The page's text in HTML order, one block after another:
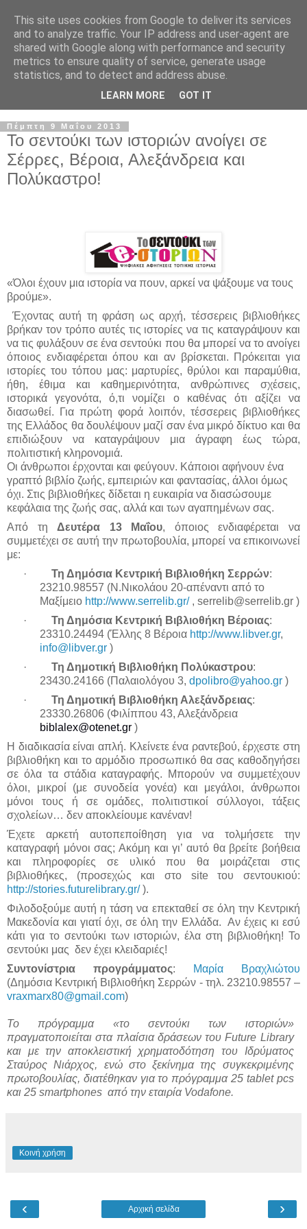
Πέμπτη 9 Μαΐου 2013
Το σεντούκι των ιστοριών ανοίγει σε
Σέρρες, Βέροια, Αλεξάνδρεια και
Πολύκαστρο!
«Όλοι έχουν μια ιστορία να πουν, αρκεί να ψάξουμε να τους
βρούμε».
Έχοντας αυτή τη φράση ως αρχή, τέσσερεις βιβλιοθήκες
βρήκαν τον τρόπο αυτές τις ιστορίες να τις καταγράψουν και
να τις φυλάξουν σε ένα σεντούκι που θα μπορεί να το ανοίγει
όποιος ενδιαφέρεται όπου και αν βρίσκεται. Πρόκειται για
ιστορίες του τόπου μας: μαρτυρίες, θρύλοι και παραμύθια,
ήθη, έθιμα και καθημερινότητα, ανθρώπινες σχέσεις,
ιστορικά γεγονότα, ό,τι νομίζει ο καθένας ότι αξίζει να
διασωθεί. Για πρώτη φορά λοιπόν, τέσσερεις βιβλιοθήκες
της Ελλάδος θα δουλέψουν μαζί σαν ένα μικρό δίκτυο και θα
επιδιώξουν να καταγράψουν μια άγραφη έως τώρα,
πολιτιστική κληρονομιά.
Οι άνθρωποι έρχονται και φεύγουν. Κάποιοι αφήνουν ένα
γραπτό βιβλίο ζωής, εμπειριών και φαντασίας, άλλοι όμως
όχι. Στις βιβλιοθήκες δίδεται η ευκαιρία να διασώσουμε
κεφάλαια της ζωής σας, αλλά και των αγαπημένων σας.
Από τηΔευτέρα 13 Μαΐου, όποιος ενδιαφέρεται να
συμμετέχει σε αυτή την πρωτοβουλία, μπορεί να επικοινωνεί
με:
· Τη Δημόσια Κεντρική Βιβλιοθήκη Σερρών:
23210.98557 (Ν.Νικολάου 20-απέναντι από το
Μαξίμειο http://www.serrelib.gr/, serrelib@serrelib.gr )
· Τη Δημόσια Κεντρική Βιβλιοθήκη Βέροιας:
23310.24494 (Έλλης 8 Βέροια http://www.libver.gr,
info@libver.gr )
· Τη Δημοτική Βιβλιοθήκη Πολύκαστρου:
23430.24166 (Παλαιολόγου 3, dpolibro@yahoo.gr )
· Τη Δημοτική Βιβλιοθήκη Αλεξάνδρειας:
23330.26806 (Φιλίππου 43, Αλεξάνδρεια
biblalex@otenet.gr )
Η διαδικασία είναι απλή. Κλείνετε ένα ραντεβού, έρχεστε στη
βιβλιοθήκη και το αρμόδιο προσωπικό θα σας καθοδηγήσει
σε όλα τα στάδια καταγραφής. Μπορούν να συμμετέχουν
όλοι, μικροί (με συνοδεία γονέα) και μεγάλοι, άνθρωποι
μόνοι τους ή σε ομάδες, πολιτιστικοί σύλλογοι, τάξεις
σχολείων… δεν αποκλείουμε κανέναν!
Έχετε αρκετή αυτοπεποίθηση για να τολμήσετε την
καταγραφή μόνοι σας; Ακόμη και γι’ αυτό θα βρείτε βοήθεια
και πληροφορίες σε υλικό που θα μοιράζεται στις
βιβλιοθήκες, (προσεχώς και στο site του σεντουκιού:
http://stories.futurelibrary.gr/).
Φιλοδοξούμε αυτή η τάση να επεκταθεί σε όλη την Κεντρική
Μακεδονία και γιατί όχι, σε όλη την Ελλάδα. Αν έχεις κι εσύ
κάτι για το σεντούκι των ιστοριών, έλα στη βιβλιοθήκη! Το
σεντούκι μας δεν έχει κλειδαριές!
Συντονίστρια προγράμματος:
Μαρία Βραχλιώτου
(Δημόσια Κεντρική Βιβλιοθήκη Σερρών - τηλ. 23210.98557 –
vraxmarx80@gmail.com)
Το πρόγραμμα «το σεντούκι των ιστοριών»
πραγματοποιείται στα πλαίσια δράσεων του Future Library
και με την αποκλειστική χρηματοδότηση του Ιδρύματος
Σταύρος Νιάρχος, ενώ στο ξεκίνημα της συγκεκριμένης
πρωτοβουλίας, διατέθηκαν για το πρόγραμμα 25 tablet pcs
και 25 smartphones από την εταιρία Vodafone.
Κοινή χρήση
‹ ›
Αρχική σελίδα
This site uses cookies from Google to deliver its services
and to analyze traffic. Your IP address and user-agent are
shared with Google along with performance and security
metrics to ensure quality of service, generate usage
statistics, and to detect and address abuse.
LEARN MORE GOT IT